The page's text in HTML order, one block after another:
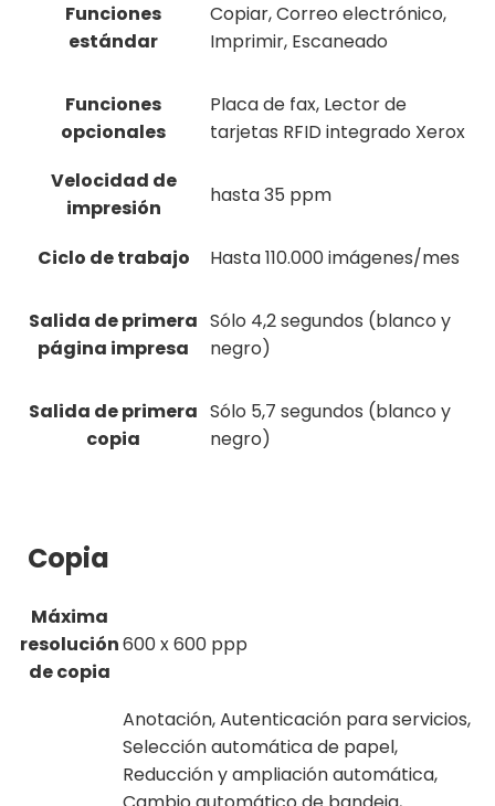
Funciones
estándar
Copiar, Correo electrónico,
Imprimir, Escaneado
Funciones
opcionales
Placa de fax, Lector de
tarjetas RFID integrado Xerox
Velocidad de
impresión
hasta 35 ppm
Ciclo de trabajo Hasta 110.000 imágenes/mes
Salida de primera
página impresa
Sólo 4,2 segundos (blanco y
negro)
Salida de primera
copia
Sólo 5,7 segundos (blanco y
negro)
Copia
Máxima
resolución
de copia
600 x 600 ppp
Anotación, Autenticación para servicios,
Selección automática de papel,
Reducción y ampliación automática,